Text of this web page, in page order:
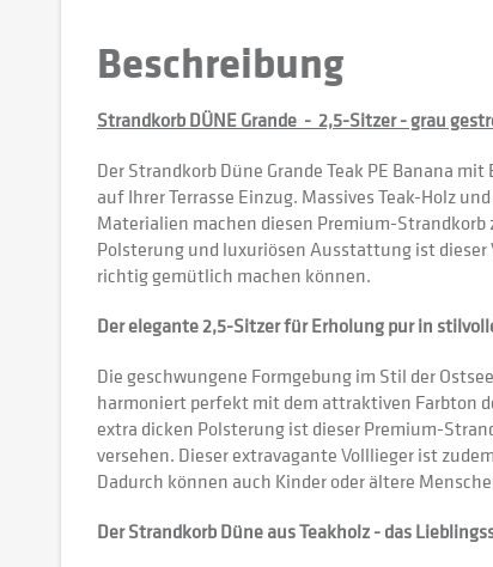
Beschreibung
Strandkorb DÜNE Grande - 2,5-Sitzer - grau
Der Strandkorb Düne Grande Teak PE Banana
auf Ihrer Terrasse Einzug. Massives Teak-Holz
Materialien machen diesen Premium-
Polsterung und luxuriösen Ausstattung ist dieser
richtig gemütlich machen können.
Der elegante 2,5-Sitzer für Erholung pur in
Die geschwungene Formgebung im Stil der
harmoniert perfekt mit dem attraktiven Farbton
extra dicken Polsterung ist dieser Premium-
versehen. Dieser extravagante Volllieger ist
Dadurch können auch Kinder oder ältere
Der Strandkorb Düne aus Teakholz - das